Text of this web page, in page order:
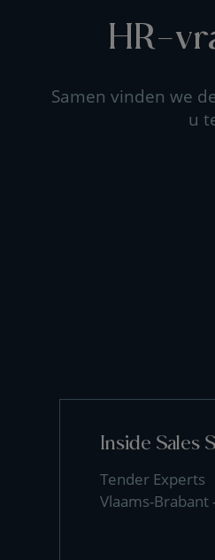
HR-
Samen vinden we
u
Inside Sales
Tender Experts
Vlaams-Brabant